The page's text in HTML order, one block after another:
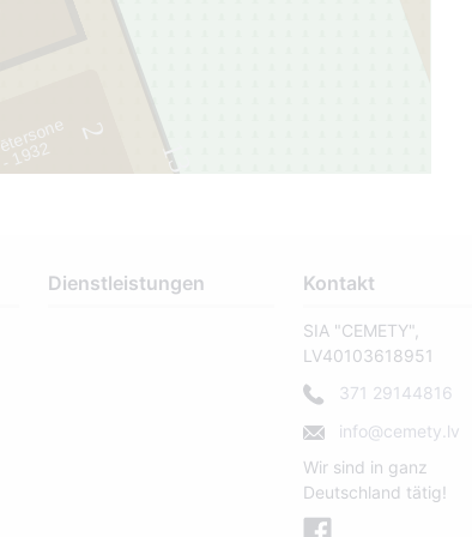
13
2
Dienstleistungen Kontakt
SIA "CEMETY",
LV40103618951
371 29144816
info@cemety.lv
Wir sind in ganz
Deutschland tätig!